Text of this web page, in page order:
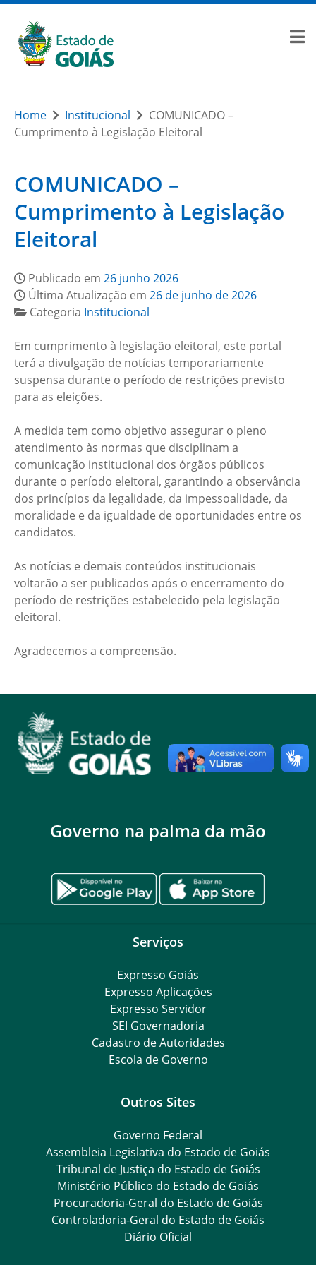
Home Institucional
COMUNICADO –
Cumprimento à Legislação Eleitoral
COMUNICADO –
Cumprimento à Legislação
Eleitoral
Publicado em 26 junho 2026
Última Atualização em 26 de junho de 2026
Categoria Institucional
Em cumprimento à legislação eleitoral, este portal
terá a divulgação de notícias temporariamente
suspensa durante o período de restrições previsto
para as eleições.
A medida tem como objetivo assegurar o pleno
atendimento às normas que disciplinam a
comunicação institucional dos órgãos públicos
durante o período eleitoral, garantindo a observância
dos princípios da legalidade, da impessoalidade, da
moralidade e da igualdade de oportunidades entre os
candidatos.
As notícias e demais conteúdos institucionais
voltarão a ser publicados após o encerramento do
período de restrições estabelecido pela legislação
eleitoral.
Agradecemos a compreensão.
Governo na palma da mão
Serviços
Expresso Goiás
Expresso Aplicações
Expresso Servidor
SEI Governadoria
Cadastro de Autoridades
Escola de Governo
Outros Sites
Governo Federal
Assembleia Legislativa do Estado de Goiás
Tribunal de Justiça do Estado de Goiás
Ministério Público do Estado de Goiás
Procuradoria-Geral do Estado de Goiás
Controladoria-Geral do Estado de Goiás
Diário Oficial